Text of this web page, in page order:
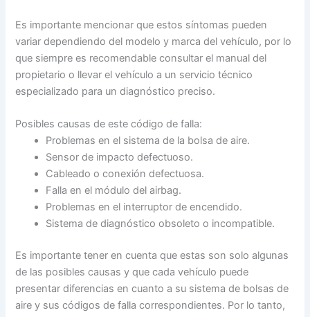
Es importante mencionar que estos síntomas pueden
variar dependiendo del modelo y marca del vehículo, por lo
que siempre es recomendable consultar el manual del
propietario o llevar el vehículo a un servicio técnico
especializado para un diagnóstico preciso.
Posibles causas de este código de falla:
Problemas en el sistema de la bolsa de aire.
Sensor de impacto defectuoso.
Cableado o conexión defectuosa.
Falla en el módulo del airbag.
Problemas en el interruptor de encendido.
Sistema de diagnóstico obsoleto o incompatible.
Es importante tener en cuenta que estas son solo algunas
de las posibles causas y que cada vehículo puede
presentar diferencias en cuanto a su sistema de bolsas de
aire y sus códigos de falla correspondientes. Por lo tanto,